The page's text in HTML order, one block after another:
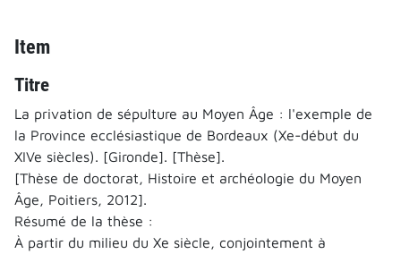
Item
Titre
La privation de sépulture au Moyen Âge : l'exemple de
la Province ecclésiastique de Bordeaux (Xe-début du
XIVe siècles). [Gironde]. [Thèse].
[Thèse de doctorat, Histoire et archéologie du Moyen
Âge, Poitiers, 2012].
Résumé de la thèse :
À partir du milieu du Xe siècle, conjointement à